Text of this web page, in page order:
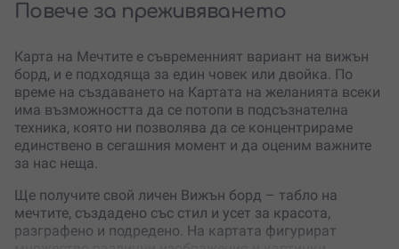
Повече за преживяването
Карта на Мечтите е съвременният вариант на вижън
борд, и е подходяща за един човек или двойка. По
време на създаването на Картата на желанията всеки
има възможността да се потопи в подсъзнателна
техника, която ни позволява да се концентрираме
единствено в сегашния момент и да оценим важните
за нас неща.
Ще получите свой личен Вижън борд – табло на
мечтите, създадено със стил и усет за красота,
разграфено и подредено. На картата фигурират